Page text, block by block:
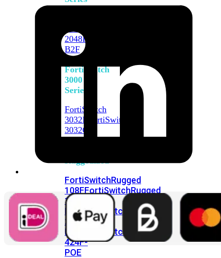
2048F-
B2F
FortiSwitch
3000
Series
FortiSwitch
3032E
FortiSwitch
3032G
Ruggedized
FortiSwitchRugged
108FFortiSwitchRugged
112F-
POEFortiSwitchRugged
216F-
POE
FortiSwitchRugged
424F-
POE